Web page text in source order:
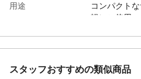
用途
コンパクト
軽にご使用い
電源
100V20A
（℃）
水温 40度ま
スタッフおすすめの類似商品